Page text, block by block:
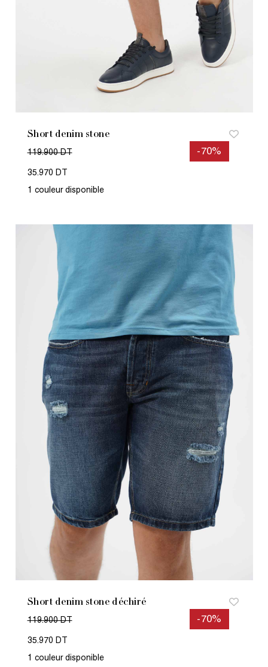
Short denim stone
-70%
119.900 DT
35.970 DT
1 couleur disponible
Short denim stone déchiré
-70%
119.900 DT
35.970 DT
1 couleur disponible